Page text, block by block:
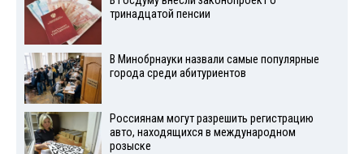
тринадцатой пенсии
В Минобрнауки назвали самые популярные
города среди абитуриентов
Россиянам могут разрешить регистрацию
авто, находящихся в международном
розыске